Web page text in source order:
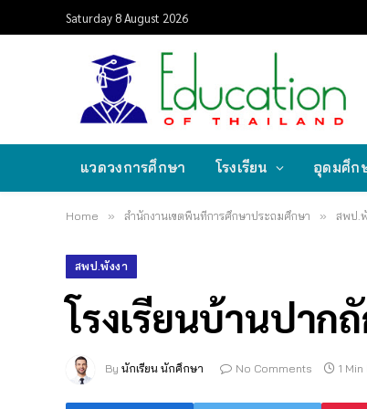
Saturday 8 August 2026
แวดวงการศึกษา โรงเรียน อุดมศึก
Home » สำนักงานเขตพื้นที่การศึกษาประถมศึกษา » สพป.
สพป.พังงา
โรงเรียนบ้านปาก
By นักเรียน นักศึกษา No Comments 1